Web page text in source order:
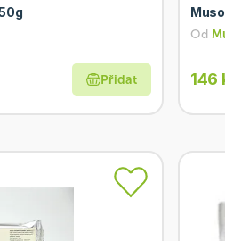
Přidat
Od
146